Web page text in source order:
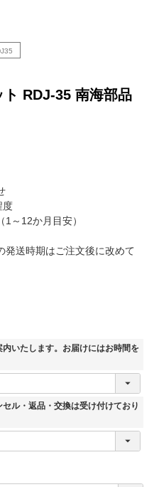
RDJ-35 南海部品
度
～12か月目安）
送時期はご注文後に改めて
いたします。お届けにはお時間を
ル・返品・交換は受け付けており